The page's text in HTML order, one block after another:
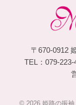
〒670-0912
TEL：079-
© 2026 姫路の振